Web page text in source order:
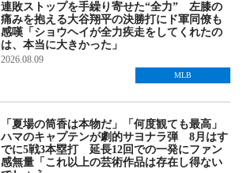
連敗ストップを手繰り寄せた“全力” 左膝の
痛みを抱える大谷翔平の決勝打にド軍同僚も
感嘆「ショウヘイが全力疾走をしてくれたの
は、本当に大きかった」
2026.08.09
MLB
「夏場の筒香は本物だ」「何度観ても最高」
ハマのキャプテンが劇的サヨナラ弾 8月はす
でに5戦3本塁打 延長12回での一発にファン
感無量「これ以上の芸術作品は存在し得ない